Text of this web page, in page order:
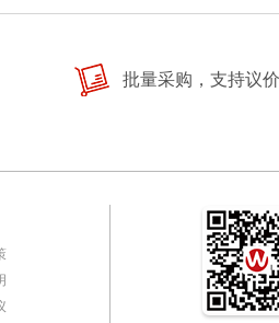
批量采购，支持议价